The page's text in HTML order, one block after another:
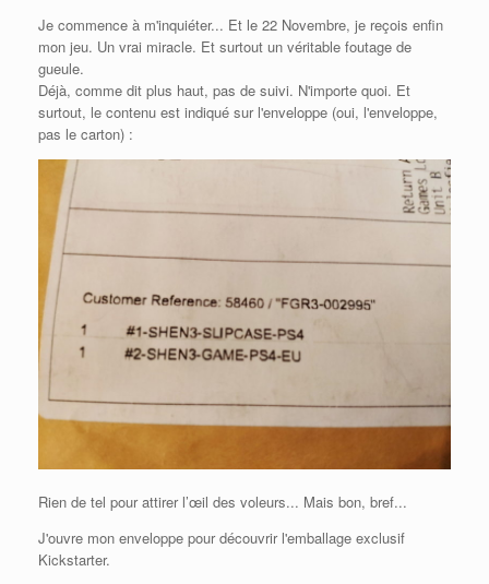
Je commence à m'inquiéter... Et le 22 Novembre, je reçois enfin
mon jeu. Un vrai miracle. Et surtout un véritable foutage de
gueule.
Déjà, comme dit plus haut, pas de suivi. N'importe quoi. Et
surtout, le contenu est indiqué sur l'enveloppe (oui, l'enveloppe,
pas le carton) :
Rien de tel pour attirer l’œil des voleurs... Mais bon, bref...
J'ouvre mon enveloppe pour découvrir l'emballage exclusif
Kickstarter.